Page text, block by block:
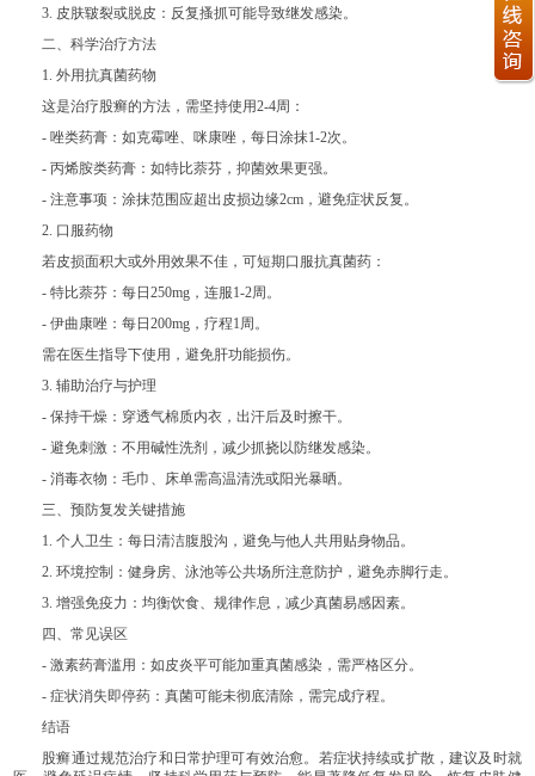
3. 皮肤皲裂或脱皮：反复搔抓可能导致继发感染。
二、科学治疗方法
1. 外用抗真菌药物
这是治疗股癣的方法，需坚持使用2-4周：
- 唑类药膏：如克霉唑、咪康唑，每日涂抹1-2次。
- 丙烯胺类药膏：如特比萘芬，抑菌效果更强。
- 注意事项：涂抹范围应超出皮损边缘2cm，避免症状反复。
2. 口服药物
若皮损面积大或外用效果不佳，可短期口服抗真菌药：
- 特比萘芬：每日250mg，连服1-2周。
- 伊曲康唑：每日200mg，疗程1周。
需在医生指导下使用，避免肝功能损伤。
3. 辅助治疗与护理
- 保持干燥：穿透气棉质内衣，出汗后及时擦干。
- 避免刺激：不用碱性洗剂，减少抓挠以防继发感染。
- 消毒衣物：毛巾、床单需高温清洗或阳光暴晒。
三、预防复发关键措施
1. 个人卫生：每日清洁腹股沟，避免与他人共用贴身物品。
2. 环境控制：健身房、泳池等公共场所注意防护，避免赤脚行走。
3. 增强免疫力：均衡饮食、规律作息，减少真菌易感因素。
四、常见误区
- 激素药膏滥用：如皮炎平可能加重真菌感染，需严格区分。
- 症状消失即停药：真菌可能未彻底清除，需完成疗程。
结语
股癣通过规范治疗和日常护理可有效治愈。若症状持续或扩散，建议及时就